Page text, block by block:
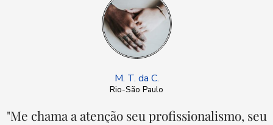
M. T. da C.
Rio-São Paulo
"Me chama a atenção seu profissionalismo, seu